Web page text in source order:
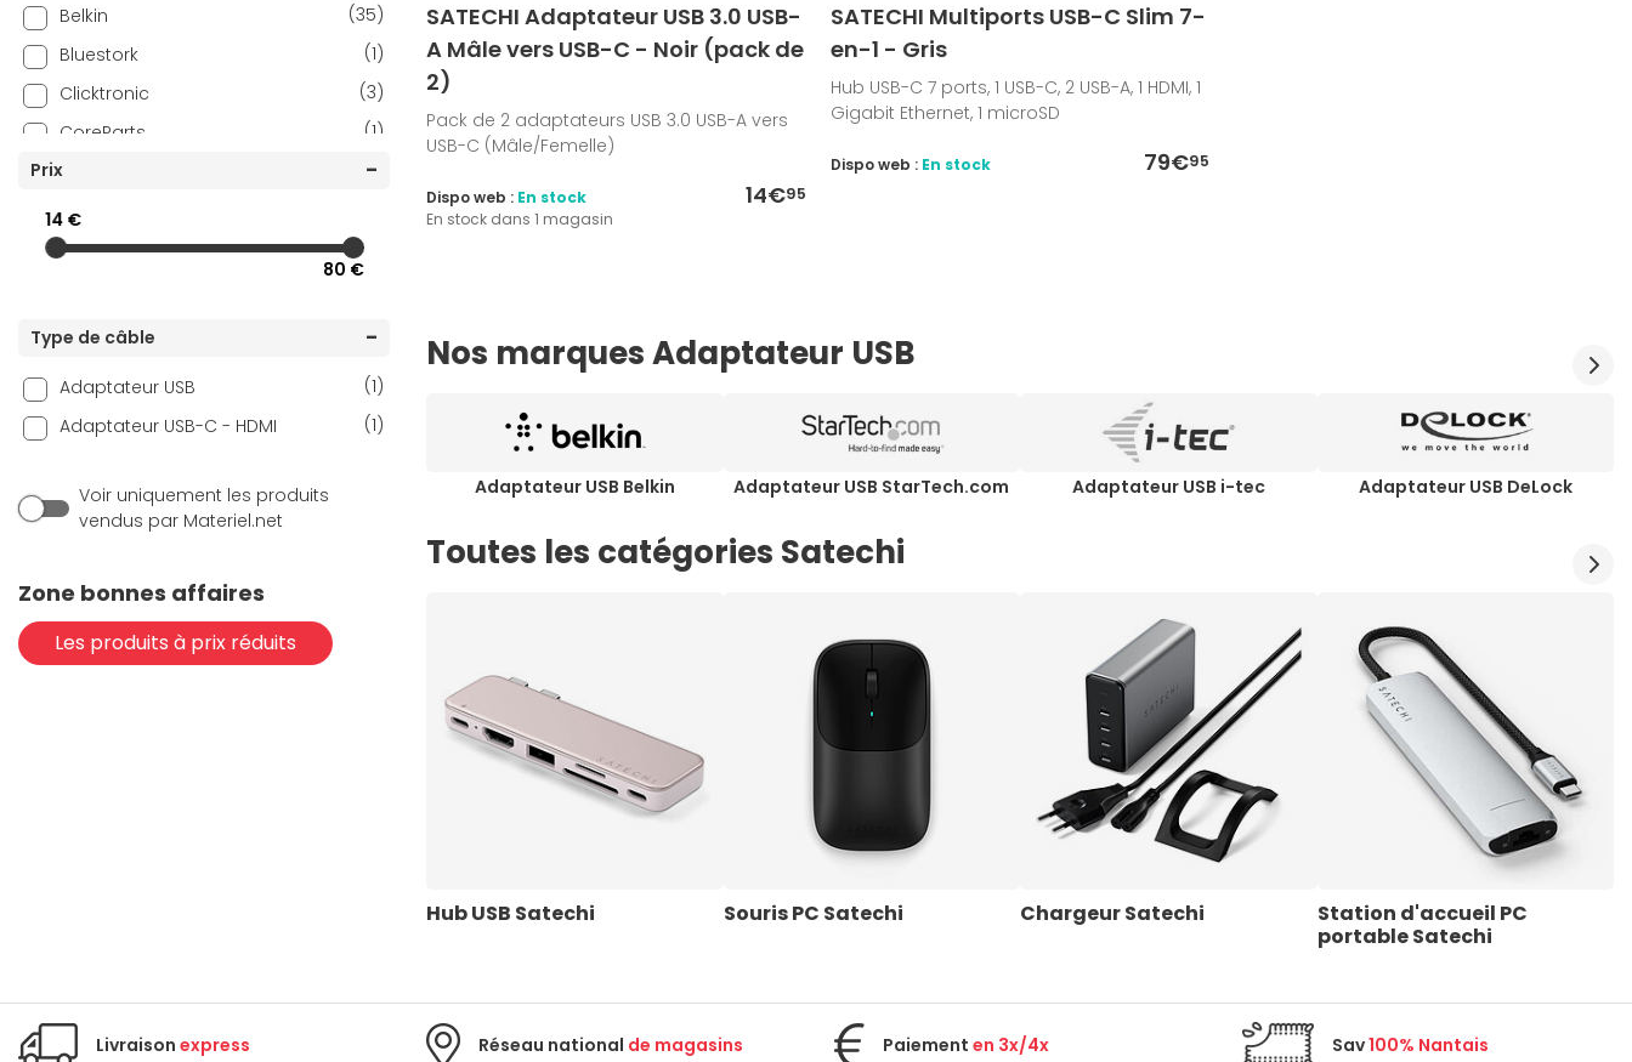
Belkin
(35)
Bluestork
(1)
Clicktronic
(3)
CoreParts
(1)
D-Link
(3)
DeLock
Eaton
Générique
ICY BOX
(1)
INOVU
(7)
Mobility Lab
NEDIS
Razer
Prix
14 €
80 €
Type de câble
Adaptateur USB
(1)
Adaptateur USB-C - HDMI
(1)
Voir uniquement les produits
vendus par Materiel.net
Zone bonnes affaires
Les produits à prix réduits
SATECHI Adaptateur USB 3.0 USB-
A Mâle vers USB-C - Noir (pack de
2)
Pack de 2 adaptateurs USB 3.0 USB-A vers
USB-C (Mâle/Femelle)
14€95
Dispo web : En stock
En stock dans 1 magasin
SATECHI Multiports USB-C Slim 7-
en-1 - Gris
Hub USB-C 7 ports, 1 USB-C, 2 USB-A, 1 HDMI, 1
Gigabit Ethernet, 1 microSD
79€95
Dispo web : En stock
Nos marques Adaptateur USB
Adaptateur USB Belkin Adaptateur USB StarTech.com Adaptateur USB i-tec Adaptateur USB DeLock
Toutes les catégories Satechi
Hub USB Satechi Souris PC Satechi Chargeur Satechi
Station d'accueil PC
portable Satechi
Livraison express Réseau national de magasins Paiement en 3x/4x Sav100% Nantais